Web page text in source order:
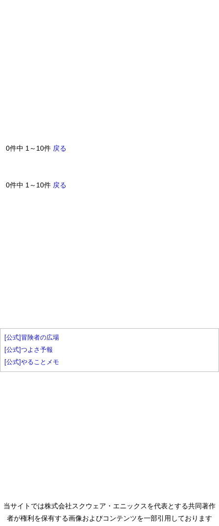
0件中 1～10件 戻る
0件中 1～10件 戻る
[公式]冒険者の広場
[公式]つよさ予報
[公式]やることメモ
当サイトでは株式会社スクウェア・エニックスを代表とする共同著作
者が権利を保有する画像およびコンテンツを一部引用しております